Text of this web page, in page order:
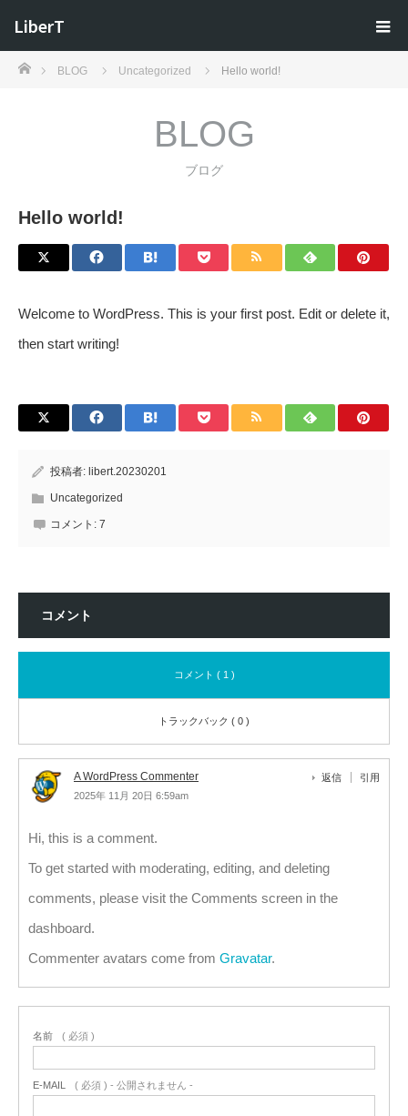
LiberT
ホームBLOG Uncategorized Hello world!
BLOG
ブログ
Hello world!
Welcome to WordPress. This is your first post. Edit or delete it,
then start writing!
投稿者: libert.20230201
Uncategorized
コメント: 7
コメント
コメント ( 1 )
トラックバック ( 0 )
A WordPress Commenter
2025年 11月 20日 6:59am
返信 引用
Hi, this is a comment.
To get started with moderating, editing, and deleting
comments, please visit the Comments screen in the
dashboard.
Commenter avatars come from Gravatar.
名前 ( 必須 )
E-MAIL ( 必須 ) - 公開されません -